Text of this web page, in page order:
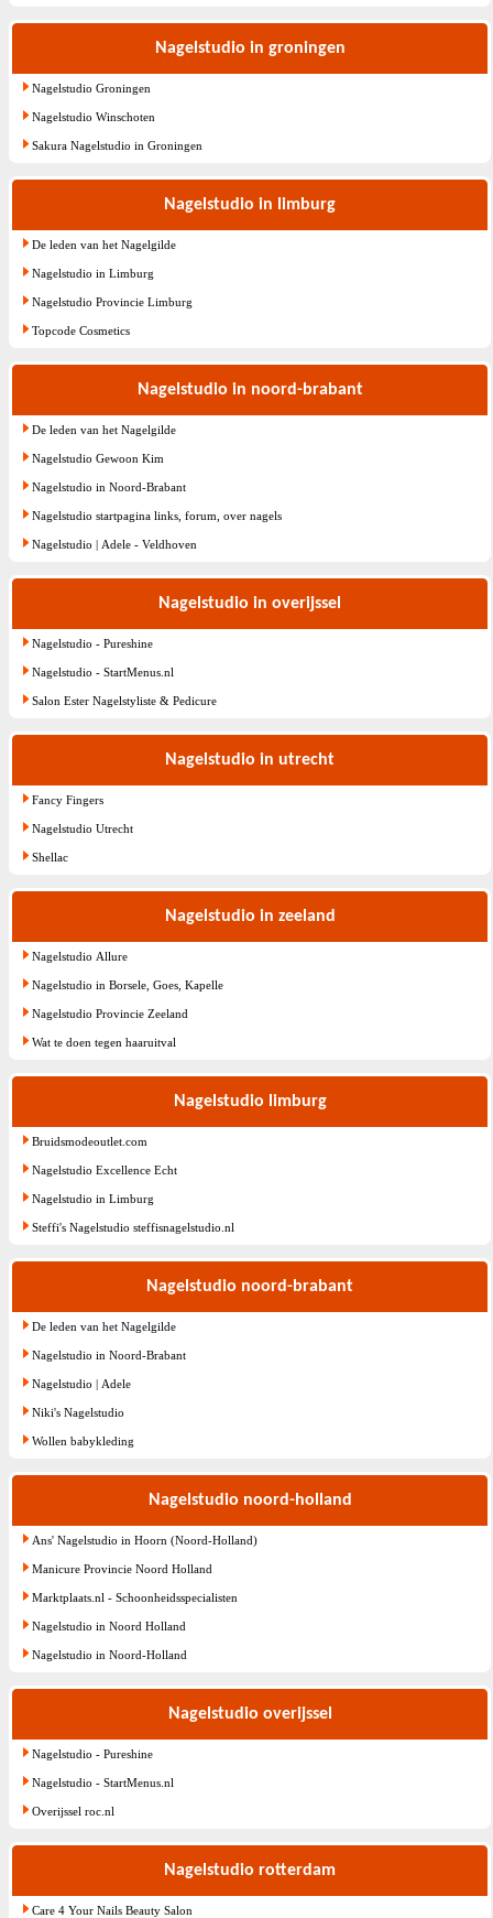
Nagelstudio in groningen
Nagelstudio Groningen
Nagelstudio Winschoten
Sakura Nagelstudio in Groningen
Nagelstudio in limburg
De leden van het Nagelgilde
Nagelstudio in Limburg
Nagelstudio Provincie Limburg
Topcode Cosmetics
Nagelstudio in noord-brabant
De leden van het Nagelgilde
Nagelstudio Gewoon Kim
Nagelstudio in Noord-Brabant
Nagelstudio startpagina links, forum, over nagels
Nagelstudio | Adele - Veldhoven
Nagelstudio in overijssel
Nagelstudio - Pureshine
Nagelstudio - StartMenus.nl
Salon Ester Nagelstyliste & Pedicure
Nagelstudio in utrecht
Fancy Fingers
Nagelstudio Utrecht
Shellac
Nagelstudio in zeeland
Nagelstudio Allure
Nagelstudio in Borsele, Goes, Kapelle
Nagelstudio Provincie Zeeland
Wat te doen tegen haaruitval
Nagelstudio limburg
Bruidsmodeoutlet.com
Nagelstudio Excellence Echt
Nagelstudio in Limburg
Steffi's Nagelstudio steffisnagelstudio.nl
Nagelstudio noord-brabant
De leden van het Nagelgilde
Nagelstudio in Noord-Brabant
Nagelstudio | Adele
Niki's Nagelstudio
Wollen babykleding
Nagelstudio noord-holland
Ans' Nagelstudio in Hoorn (Noord-Holland)
Manicure Provincie Noord Holland
Marktplaats.nl - Schoonheidsspecialisten
Nagelstudio in Noord Holland
Nagelstudio in Noord-Holland
Nagelstudio overijssel
Nagelstudio - Pureshine
Nagelstudio - StartMenus.nl
Overijssel roc.nl
Nagelstudio rotterdam
Care 4 Your Nails Beauty Salon